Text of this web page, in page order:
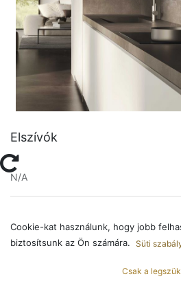
Elszívók
N/A
Cookie-kat használunk, hogy jobb
biztosítsunk az Ön számára. Süti
Csak a